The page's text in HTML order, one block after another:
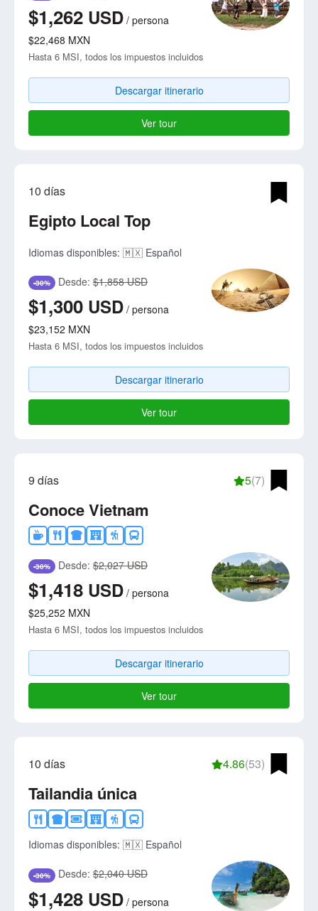
$1,262 USD / persona
$22,468 MXN
Hasta 6 MSI, todos los impuestos incluidos
Descargar itinerario
Ver tour
10 días
Egipto Local Top
Idiomas disponibles: 🇲🇽 Español
-30% Desde: $1,858 USD
$1,300 USD / persona
$23,152 MXN
Hasta 6 MSI, todos los impuestos incluidos
Descargar itinerario
Ver tour
9 días 5(7)
Conoce Vietnam
-30% Desde: $2,027 USD
$1,418 USD / persona
$25,252 MXN
Hasta 6 MSI, todos los impuestos incluidos
Descargar itinerario
Ver tour
10 días 4.86(53)
Tailandia única
Idiomas disponibles: 🇲🇽 Español
-30% Desde: $2,040 USD
$1,428 USD / persona